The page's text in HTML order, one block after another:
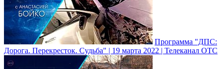
Программа "ДПС:
Дорога. Перекресток. Судьба" | 19 марта 2022 | Телеканал ОТС